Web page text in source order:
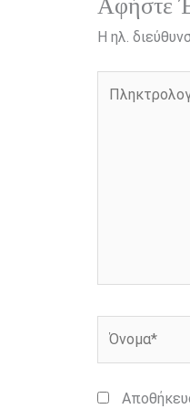
Αφήστε
Η ηλ.